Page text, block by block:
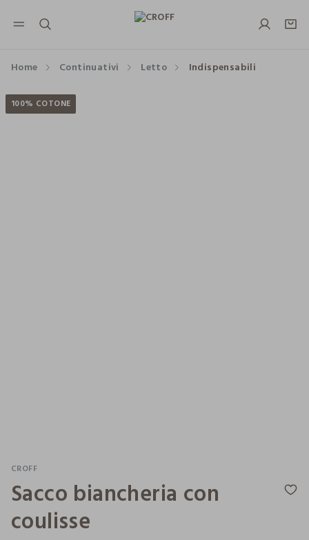
NAVIGATION.ARIA.GOTOMAINCONTENT
100% COTONE
Home Continuativi Letto Indispensabili
CROFF
Sacco biancheria con
coulisse